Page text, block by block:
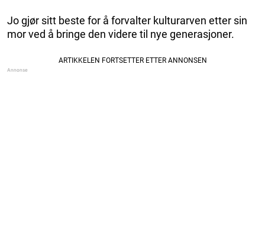
Jo gjør sitt beste for å forvalter kulturarven etter sin
mor ved å bringe den videre til nye generasjoner.